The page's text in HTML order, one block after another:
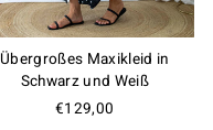
Übergroßes Maxikleid in
Schwarz und Weiß
€129,00